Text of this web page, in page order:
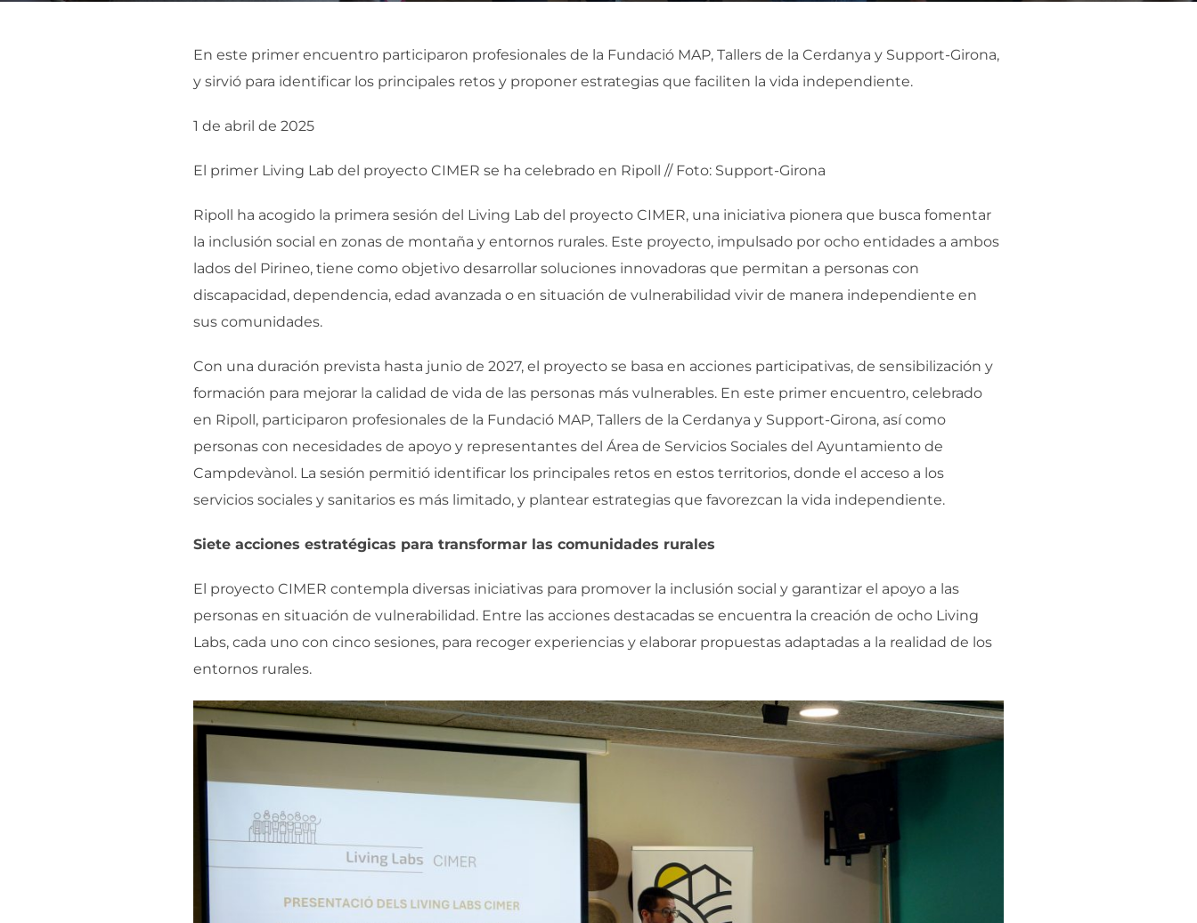
En este primer encuentro participaron profesionales de la Fundació MAP, Tallers de la Cerdanya y Support-Girona,
y sirvió para identificar los principales retos y proponer estrategias que faciliten la vida independiente.
1 de abril de 2025
El primer Living Lab del proyecto CIMER se ha celebrado en Ripoll // Foto: Support-Girona
Ripoll ha acogido la primera sesión del Living Lab del proyecto CIMER, una iniciativa pionera que busca fomentar
la inclusión social en zonas de montaña y entornos rurales. Este proyecto, impulsado por ocho entidades a ambos
lados del Pirineo, tiene como objetivo desarrollar soluciones innovadoras que permitan a personas con
discapacidad, dependencia, edad avanzada o en situación de vulnerabilidad vivir de manera independiente en
sus comunidades.
Con una duración prevista hasta junio de 2027, el proyecto se basa en acciones participativas, de sensibilización y
formación para mejorar la calidad de vida de las personas más vulnerables. En este primer encuentro, celebrado
en Ripoll, participaron profesionales de la Fundació MAP, Tallers de la Cerdanya y Support-Girona, así como
personas con necesidades de apoyo y representantes del Área de Servicios Sociales del Ayuntamiento de
Campdevànol. La sesión permitió identificar los principales retos en estos territorios, donde el acceso a los
servicios sociales y sanitarios es más limitado, y plantear estrategias que favorezcan la vida independiente.
Siete acciones estratégicas para transformar las comunidades rurales
El proyecto CIMER contempla diversas iniciativas para promover la inclusión social y garantizar el apoyo a las
personas en situación de vulnerabilidad. Entre las acciones destacadas se encuentra la creación de ocho Living
Labs, cada uno con cinco sesiones, para recoger experiencias y elaborar propuestas adaptadas a la realidad de los
entornos rurales.